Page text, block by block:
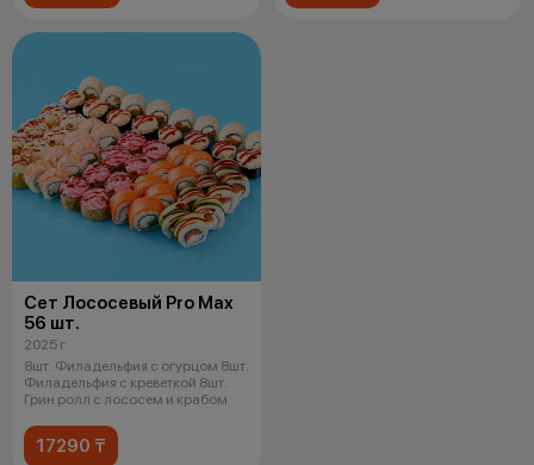
Сет Лососевый Pro Max
56 шт.
2025 г
8шт. Филадельфия с огурцом 8шт.
Филадельфия с креветкой 8шт.
Грин ролл с лососем и крабом
17290 ₸